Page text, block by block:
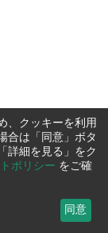
、クッキーを利用
合は「同意」ボタ
詳細を見る」をク
ポリシー をご確
同意